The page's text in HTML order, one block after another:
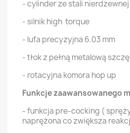
- cylinder ze stali nierdzewnej
- silnik high torque
- lufa precyzyjna 6.03 mm
- tłok z pełną metalową
- rotacyjna komora hop up
Funkcje zaawansowanego
- funkcja pre-cocking (
naprężona co zwiększa